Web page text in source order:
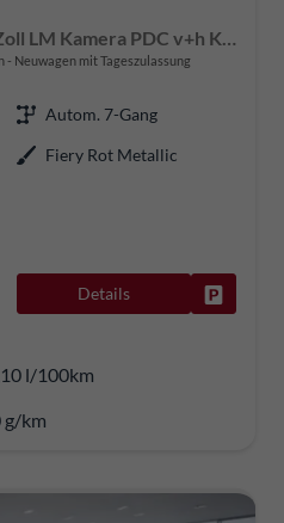
Neuwagen mit Tageszulassung
Autom. 7-Gang
Fiery Rot Metallic
Details
l/100km
g/km